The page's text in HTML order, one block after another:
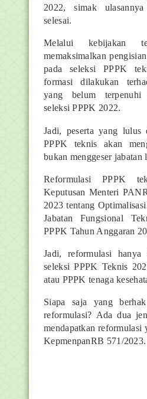
2022, simak
selesai.
Melalui kebijakan
memaksimalkan
pada seleksi PPPK
formasi dilakukan
yang belum terpenuhi
seleksi PPPK 2022.
Jadi, peserta yang lulus
PPPK teknis akan
bukan menggeser jabatan
Reformulasi PPPK
Keputusan Menteri
2023 tentang
Jabatan Fungsional
PPPK Tahun Anggaran
Jadi, reformulasi hanya
seleksi PPPK Teknis
atau PPPK tenaga
Siapa saja yang
reformulasi? Ada dua
mendapatkan reformulasi
KepmenpanRB 571/2023.